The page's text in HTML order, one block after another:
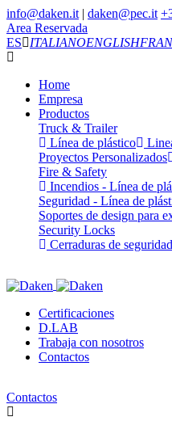
info@daken.it | daken@pec.it
Area Reservada
ES
ITALIANOENGLISH
Home
Empresa
Productos
Truck & Trailer
Línea de plástico
Proyectos Personalizados
Fire & Safety
Incendios - Línea de
Seguridad - Línea de
Soportes de design para
Security Locks
Cerraduras de
Certificaciones
D.LAB
Trabaja con nosotros
Contactos
Contactos